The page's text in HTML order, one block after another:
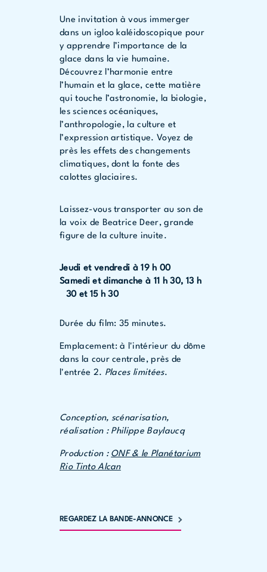
Une invitation à vous immerger
dans un igloo kaléidoscopique pour
y apprendre l’importance de la
glace dans la vie humaine.
Découvrez l’harmonie entre
l’humain et la glace, cette matière
qui touche l’astronomie, la biologie,
les sciences océaniques,
l’anthropologie, la culture et
l’expression artistique. Voyez de
près les effets des changements
climatiques, dont la fonte des
calottes glaciaires.
Laissez-vous transporter au son de
la voix de Beatrice Deer, grande
figure de la culture inuite.
Jeudi et vendredi à 19 h 00
Samedi et dimanche à 11 h 30, 13 h
30 et 15 h 30
Durée du film: 35 minutes.
Emplacement: à l'intérieur du dôme
dans la cour centrale, près de
l'entrée 2. Places limitées.
Conception, scénarisation,
réalisation : Philippe Baylaucq
Production : ONF & le Planétarium
Rio Tinto Alcan
REGARDEZ LA BANDE-ANNONCE